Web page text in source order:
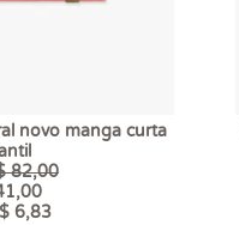
novo manga curta
82,00
6,83